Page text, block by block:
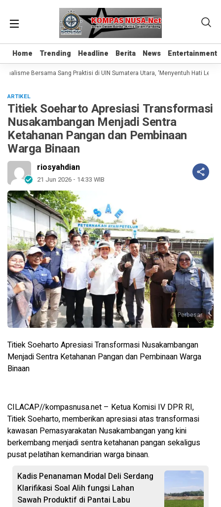
Home Trending Headline Berita News Entertainment
Home Trending Headline Berita News Entertainment
Bersama Sang Praktisi di UIN Sumatera Utara, ‘Menyentuh Hati Lewat
ARTIKEL
Titiek Soeharto Apresiasi Transformasi
Nusakambangan Menjadi Sentra
Ketahanan Pangan dan Pembinaan
Warga Binaan
riosyahdian
21 Jun 2026 - 14:33 WIB
Perbesar
Titiek Soeharto Apresiasi Transformasi Nusakambangan
Menjadi Sentra Ketahanan Pangan dan Pembinaan Warga
Binaan
CILACAP//kompasnusa.net – Ketua Komisi IV DPR RI,
Titiek Soeharto, memberikan apresiasi atas transformasi
kawasan Pemasyarakatan Nusakambangan yang kini
berkembang menjadi sentra ketahanan pangan sekaligus
pusat pelatihan kemandirian warga binaan.
Kadis Penanaman Modal Deli Serdang
Klarifikasi Soal Alih fungsi Lahan
Sawah Produktif di Pantai Labu